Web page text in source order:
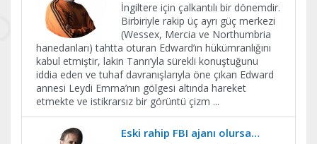
İngiltere için çalkantılı bir dönemdir.
Birbiriyle rakip üç ayrı güç merkezi
(Wessex, Mercia ve Northumbria
hanedanları) tahtta oturan Edward’ın hükümranlığını
kabul etmiştir, lakin Tanrı’yla sürekli konuştuğunu
iddia eden ve tuhaf davranışlarıyla öne çıkan Edward
annesi Leydi Emma’nın gölgesi altında hareket
etmekte ve istikrarsız bir görüntü çizm ...
Eski rahip FBI ajanı olursa…